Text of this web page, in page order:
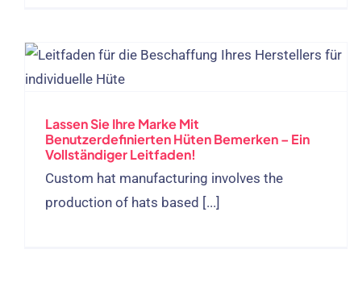
Lassen Sie Ihre Marke Mit
Benutzerdefinierten Hüten Bemerken – Ein
Vollständiger Leitfaden!
Custom hat manufacturing involves the
production of hats based [...]